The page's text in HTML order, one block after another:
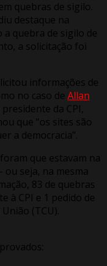
quebras de sigilo.
destaque na
a quebra de sigilo de
a solicitação foi
informações de
no caso de Allan
da CPI,
que “os sites são
a democracia”.
que estavam na
seja, na mesma
83 de quebras
à CPI e 1 pedido de
(TCU).